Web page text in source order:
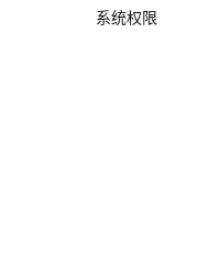
系统权限